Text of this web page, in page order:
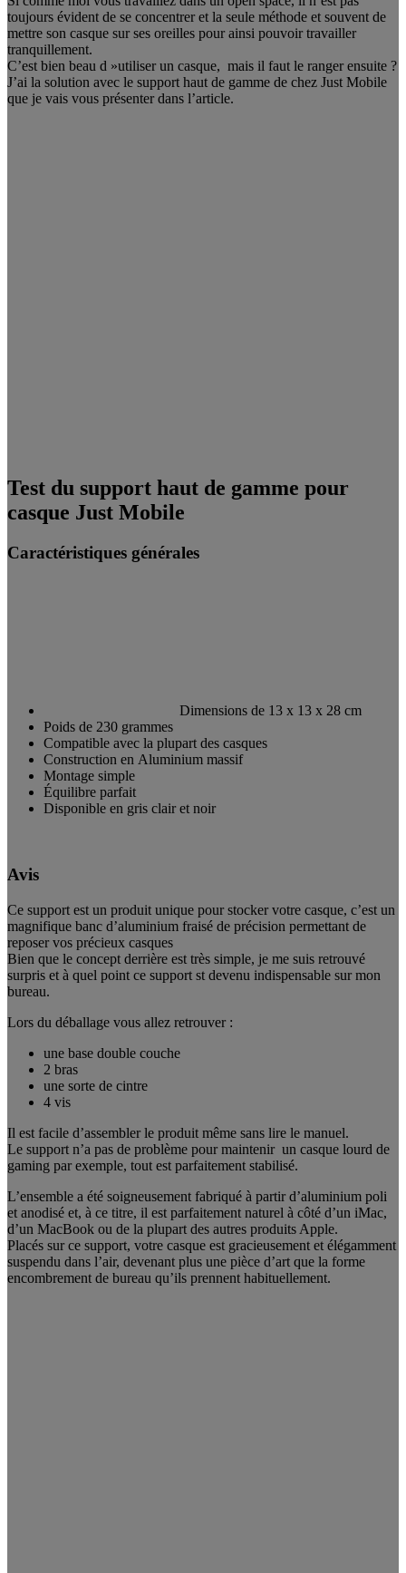
toujours évident de se concentrer et la seule méthode et souvent de
mettre son casque sur ses oreilles pour ainsi pouvoir travailler
tranquillement.
C’est bien beau d »utiliser un casque, mais il faut le ranger ensuite ?
J’ai la solution avec le support haut de gamme de chez Just Mobile
que je vais vous présenter dans l’article.
Test du support haut de gamme pour
casque Just Mobile
Caractéristiques générales
Dimensions de 13 x 13 x 28 cm
Poids de 230 grammes
Compatible avec la plupart des casques
Construction en Aluminium massif
Montage simple
Équilibre parfait
Disponible en gris clair et noir
Avis
Ce support est un produit unique pour stocker votre casque, c’est un
magnifique banc d’aluminium fraisé de précision permettant de
reposer vos précieux casques
Bien que le concept derrière est très simple, je me suis retrouvé
surpris et à quel point ce support st devenu indispensable sur mon
bureau.
Lors du déballage vous allez retrouver :
une base double couche
2 bras
une sorte de cintre
4 vis
Il est facile d’assembler le produit même sans lire le manuel.
Le support n’a pas de problème pour maintenir un casque lourd de
gaming par exemple, tout est parfaitement stabilisé.
L’ensemble a été soigneusement fabriqué à partir d’aluminium poli
et anodisé et, à ce titre, il est parfaitement naturel à côté d’un iMac,
d’un MacBook ou de la plupart des autres produits Apple.
Placés sur ce support, votre casque est gracieusement et élégamment
suspendu dans l’air, devenant plus une pièce d’art que la forme
encombrement de bureau qu’ils prennent habituellement.